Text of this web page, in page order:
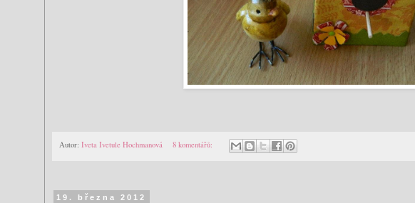
Autor: Iveta Ivetule Hochmanová 8 komentářů:
19. března 2012